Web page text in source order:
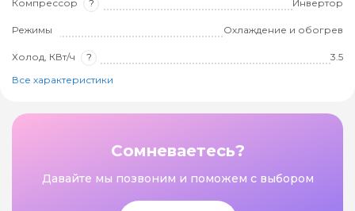
Компрессор ? Инвертор
Режимы Охлаждение и обогрев
Холод, КВт/ч ?
3.5
Все характеристики
Сомневаетесь?
Давайте мы позвоним и поможем с выбором